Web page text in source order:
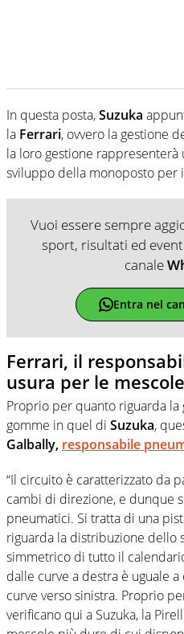
In questa posta,Suzuka
la Ferrari, ovvero la gestione
la loro gestione
sviluppo della monoposto per
Vuoi essere sempre
sport, risultati ed
canale
Entra nel
Ferrari, il
usura per le
Proprio per quanto riguarda la
gomme in quel di Suzuka,
Galbally, responsabile
“Il circuito è caratterizzato da
cambi di direzione, e dunque
pneumatici. Si tratta di una
riguarda la distribuzione dello
simmetrico di tutto il
dalle curve a destra è uguale
curve verso sinistra. Proprio
verificano qui a Suzuka, la